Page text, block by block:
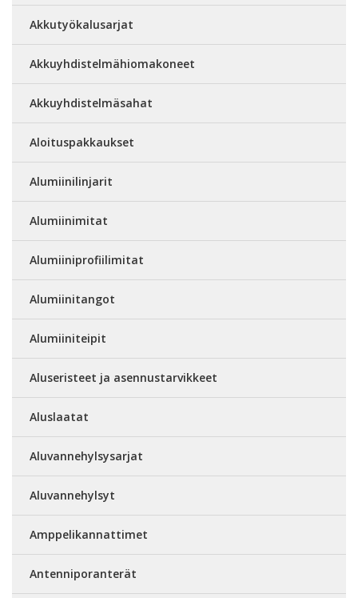
Akkutyökalusarjat
Akkuyhdistelmähiomakoneet
Akkuyhdistelmäsahat
Aloituspakkaukset
Alumiinilinjarit
Alumiinimitat
Alumiiniprofiilimitat
Alumiinitangot
Alumiiniteipit
Aluseristeet ja asennustarvikkeet
Aluslaatat
Aluvannehylsysarjat
Aluvannehylsyt
Amppelikannattimet
Antenniporanterät